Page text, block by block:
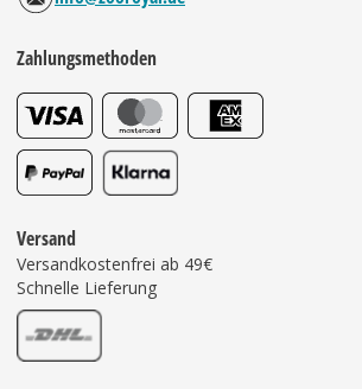
Zahlungsmethoden
Versand
Versandkostenfrei ab 49€
Schnelle Lieferung